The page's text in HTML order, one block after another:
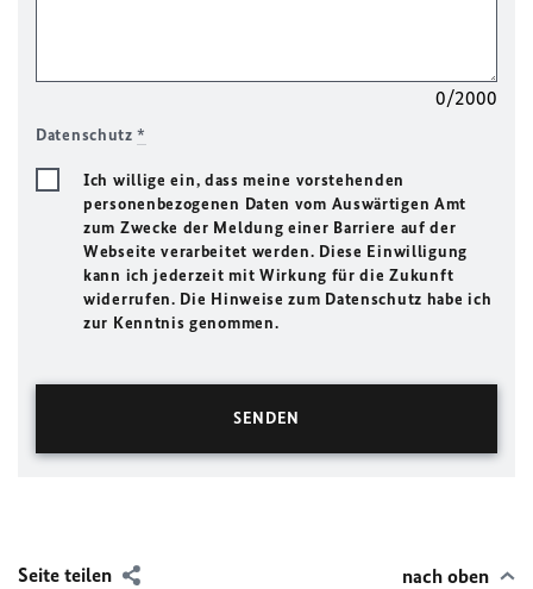
0/2000
Datenschutz*
Ich willige ein, dass meine vorstehenden
personenbezogenen Daten vom Auswärtigen Amt
zum Zwecke der Meldung einer Barriere auf der
Webseite verarbeitet werden. Diese Einwilligung
kann ich jederzeit mit Wirkung für die Zukunft
widerrufen. Die Hinweise zum Datenschutz habe ich
zur Kenntnis genommen.
Seite teilen nach oben